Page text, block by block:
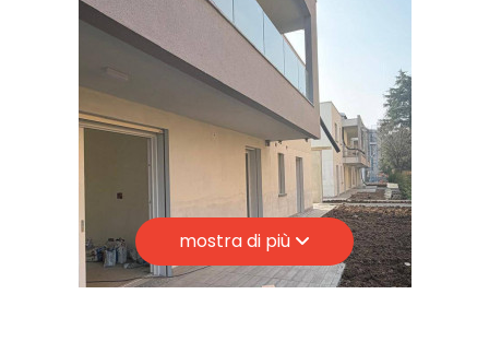
Stato conservazione: Ottimo
Piano: 1
Riscaldamento: Autonomo
Appartamenti Totali: 12
Anno di costruzione: 2025
Stato attuale: In costruzione
Balconi: Presente
mostra di più
Balcone/Terrazzo
Ascensore
Nuova costruzione
Lusso